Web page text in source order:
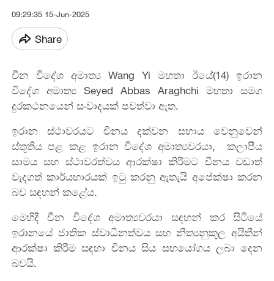
09:29:35 15-Jun-2025
Share
චීන විදේශ අමාත්‍ය Wang Yi මහතා ඊයේ(14) ඉරාන
විදේශ අමාත්‍ය Seyed Abbas Araghchi මහතා සමග
දුරකථනයෙන් සංවාදයක් පවත්වා ඇත.
ඉරාන ස්ථාවරයට චීනය දක්වන සහාය වෙනුවෙන්
ස්තූතිය පළ කළ ඉරාන විදේශ අමාත්‍යවරයා, කලාපීය
සාමය සහ ස්ථාවරත්වය ආරක්ෂා කිරීමට චීනය වඩාත්
වැදගත් කාර්යභාරයක් ඉටු කරනු ඇතැයි අපේක්ෂා කරන
බව සඳහන් කළේය.
මෙහිදී චීන විදේශ අමාත්‍යවරයා සඳහන් කර සිටියේ
ඉරානයේ ජාතික ස්වාධීනත්වය සහ නීත්‍යනුකූල අයිතීන්
ආරක්ෂා කිරීම සඳහා චීනය සිය සහයෝගය ලබා දෙන
බවයි.